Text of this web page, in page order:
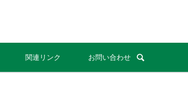
関連リンク お問い合わせ